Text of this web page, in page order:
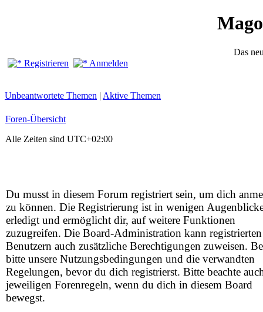
Das
Registrieren
Anmelden
Unbeantwortete Themen | Aktive Themen
Foren-Übersicht
Alle Zeiten sind UTC+02:00
Du musst in diesem Forum registriert sein, um dich
zu können. Die Registrierung ist in wenigen
erledigt und ermöglicht dir, auf weitere Funktionen
zuzugreifen. Die Board-Administration kann registrierten
Benutzern auch zusätzliche Berechtigungen zuweisen.
bitte unsere Nutzungsbedingungen und die verwandten
Regelungen, bevor du dich registrierst. Bitte beachte
jeweiligen Forenregeln, wenn du dich in diesem Board
bewegst.